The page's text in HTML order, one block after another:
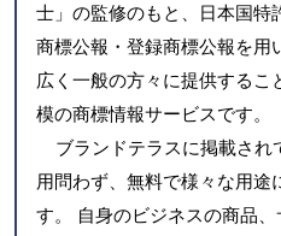
士」の監修のもと、日本国特
商標公報・登録商標公報を用
広く一般の方々に提供するこ
模の商標情報サービスです。
ブランドテラスに掲載さ
用問わず、無料で様々な用途
す。 自身のビジネスの商品